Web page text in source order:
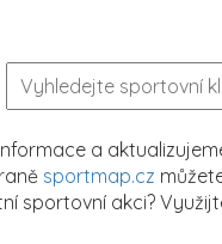
a
sportmap.cz
sportovní akci?